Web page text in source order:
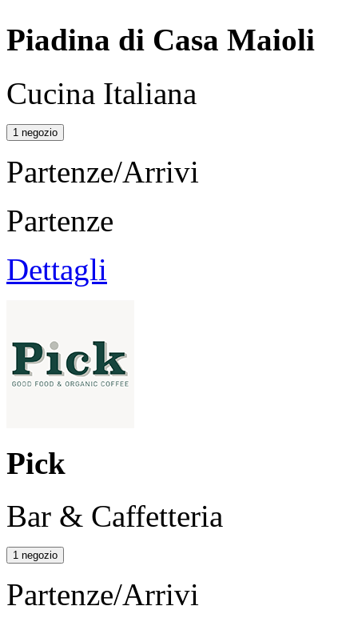
Piadina di Casa Maioli
Cucina Italiana
1 negozio
Partenze/Arrivi
Partenze
Dettagli
Pick
Bar & Caffetteria
1 negozio
Partenze/Arrivi